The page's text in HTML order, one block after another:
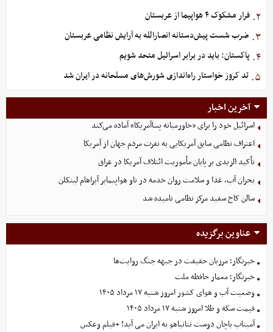
۲. فرار مشکوک ۴ هواپیما از عربستان
۳. ضرب شست پیش‌دستانه انصارالله به آرایش نظامی عربستان
۴. پاکستان: باید در برابر اسرائیل متحد شویم
۵. تد کروز خواستار راه‌اندازی شورش‌های مسلحانه در ایران شد
آخرین اخبار
اسرائیل خود را برای «خاورمیانه پساآمریکا» آماده می‌کند
اعتراف نظامی سابق آمریکایی به نفرت مردم جهان از آمریکا
تأکید الزیدی بر پایان مأموریت ائتلاف آمریکا در عراق
بحران آب، غذا و سلامت روان خدمه در ناو هواپیمابر آبراهام لینکلن
سالن کاخ سفید مرکز نظامی نامیده شد
عناوین برگزیده
خبرنگار؛ مرزبان حقیقت در جبهه جنگ روایت‌ها
خبرنگار؛ معمار حافظه ملت
وضعیت آب و هوای کشور امروز شنبه ۱۷ مرداد ۱۴۰۵
قیمت سکه و طلا امروز شنبه ۱۷ مرداد ۱۴۰۵
آمیتاب باچان دوست نتانیاهو به ایران می آید! +فیلم وعکس